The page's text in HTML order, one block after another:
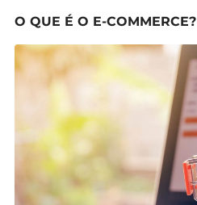
O QUE É O E-COMMERCE?